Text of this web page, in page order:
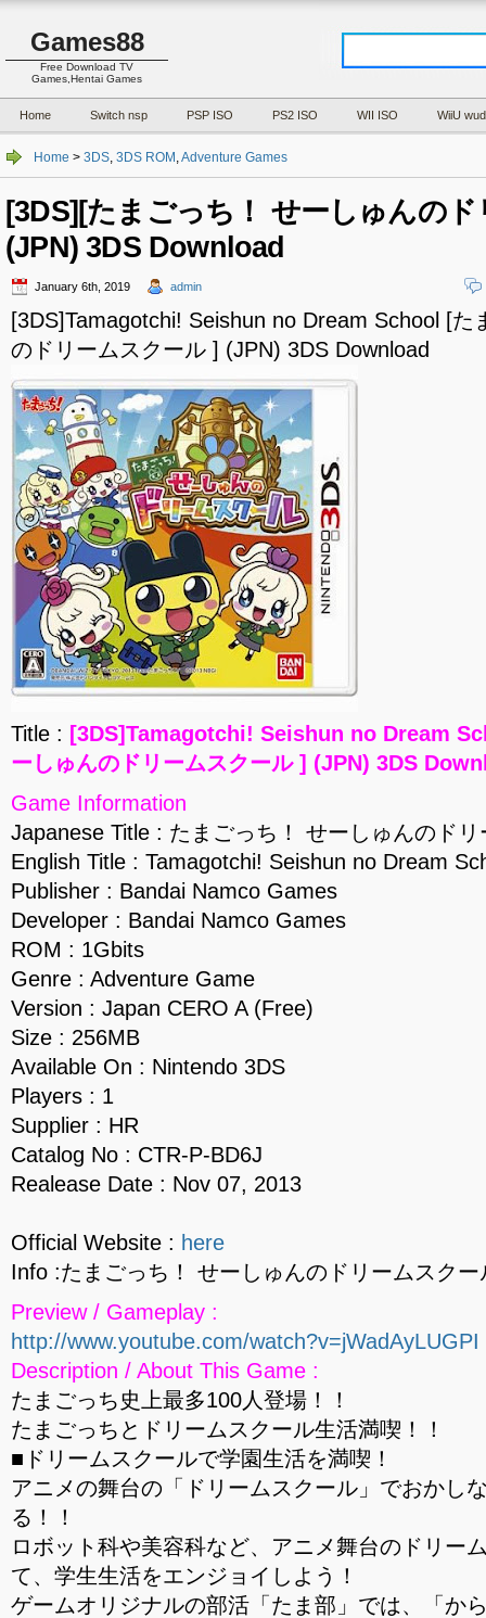
Games88
Free Download TV
Games,Hentai Games
Home Switch nsp PSP ISO PS2 ISO WII ISO WiiU wud
Home > 3DS, 3DS ROM ,Adventure Games
[3DS][たまごっち！ せーしゅんの
(JPN) 3DS Download
January 6th, 2019 admin
[3DS]Tamagotchi! Seishun no Dream School [た
のドリームスクール ] (JPN) 3DS Download
Title : [3DS]Tamagotchi! Seishun no Dream
ーしゅんのドリームスクール ] (JPN) 3DS
Game Information
Japanese Title : たまごっち！ せーしゅんのド
English Title : Tamagotchi! Seishun no Dream
Publisher : Bandai Namco Games
Developer : Bandai Namco Games
ROM : 1Gbits
Genre : Adventure Game
Version : Japan CERO A (Free)
Size : 256MB
Available On : Nintendo 3DS
Players : 1
Supplier : HR
Catalog No : CTR-P-BD6J
Realease Date : Nov 07, 2013
Official Website : here
Info :たまごっち！ せーしゅんのドリームスクー
Preview / Gameplay :
http://www.youtube.com/watch?v=jWadAyLUGPI
Description / About This Game :
たまごっち史上最多100人登場！！
たまごっちとドリームスクール生活満喫！！
■ドリームスクールで学園生活を満喫！
アニメの舞台の「ドリームスクール」でおかし
る！！
ロボット科や美容科など、アニメ舞台のドリー
て、学生生活をエンジョイしよう！
ゲームオリジナルの部活「たま部」では、「か